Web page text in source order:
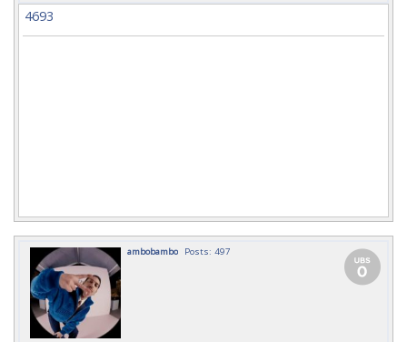
4693
ambobambo Posts: 497